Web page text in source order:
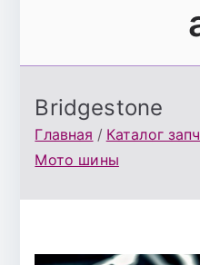
Bridgestone
Главная
Каталог
Мото шины